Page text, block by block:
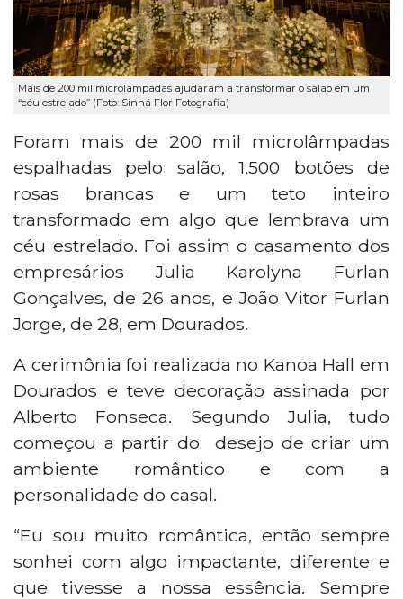
Mais de 200 mil microlâmpadas ajudaram a transformar o salão em um
“céu estrelado” (Foto: Sinhá Flor Fotografia)
Foram mais de 200 mil microlâmpadas
espalhadas pelo salão, 1.500 botões de
rosas brancas e um teto inteiro
transformado em algo que lembrava um
céu estrelado. Foi assim o casamento dos
empresários Julia Karolyna Furlan
Gonçalves, de 26 anos, e João Vitor Furlan
Jorge, de 28, em Dourados.
A cerimônia foi realizada no Kanoa Hall em
Dourados e teve decoração assinada por
Alberto Fonseca. Segundo Julia, tudo
começou a partir do desejo de criar um
ambiente romântico e com a
personalidade do casal.
“Eu sou muito romântica, então sempre
sonhei com algo impactante, diferente e
que tivesse a nossa essência. Sempre